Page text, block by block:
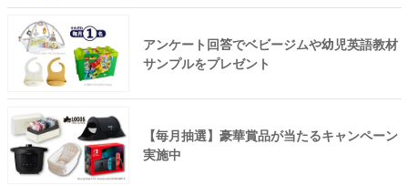
アンケート回答でベビージムや幼児英語教材
サンプルをプレゼント
【毎月抽選】豪華賞品が当たるキャンペーン
実施中